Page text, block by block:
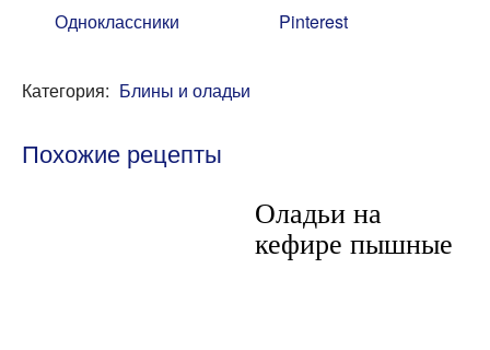
Одноклассники Pinterest
Категория: Блины и оладьи
Похожие рецепты
Оладьи на
кефире пышные